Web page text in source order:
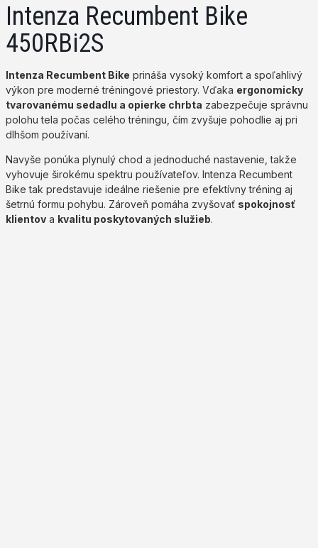
Intenza Recumbent Bike
450RBi2S
Intenza Recumbent Bike prináša vysoký komfort a spoľahlivý
výkon pre moderné tréningové priestory. Vďaka ergonomicky
tvarovanému sedadlu a opierke chrbta zabezpečuje správnu
polohu tela počas celého tréningu, čím zvyšuje pohodlie aj pri
dlhšom používaní.
Navyše ponúka plynulý chod a jednoduché nastavenie, takže
vyhovuje širokému spektru používateľov. Intenza Recumbent
Bike tak predstavuje ideálne riešenie pre efektívny tréning aj
šetrnú formu pohybu. Zároveň pomáha zvyšovať spokojnosť
klientov a kvalitu poskytovaných služieb.